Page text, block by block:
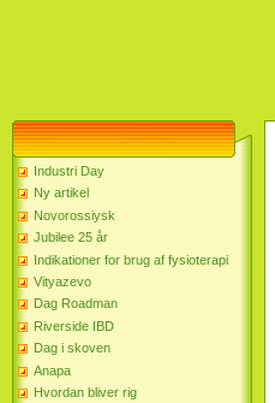
Industri Day
Ny artikel
Novorossiysk
Jubilee 25 år
Indikationer for brug af fysioterapi
Vityazevo
Dag Roadman
Riverside IBD
Dag i skoven
Anapa
Hvordan bliver rig